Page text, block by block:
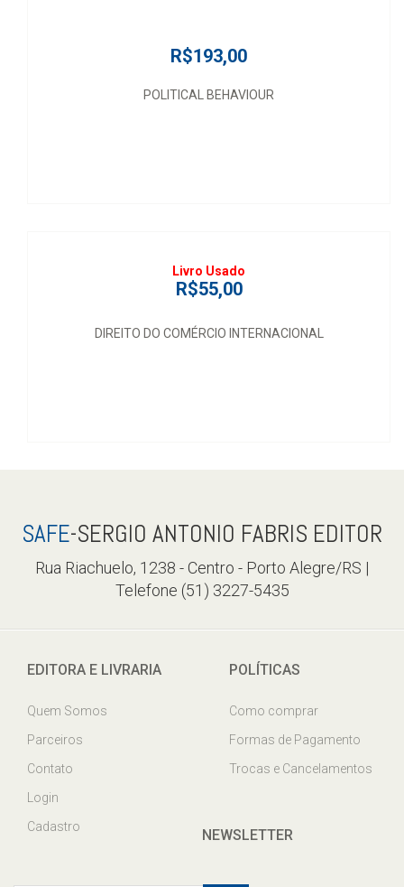
R$193,00
POLITICAL BEHAVIOUR
Livro Usado
R$55,00
DIREITO DO COMÉRCIO INTERNACIONAL
SAFE-SERGIO ANTONIO FABRIS EDITOR
Rua Riachuelo, 1238 - Centro - Porto Alegre/RS |
Telefone (51) 3227-5435
EDITORA E LIVRARIA
Quem Somos
Parceiros
Contato
Login
Cadastro
POLÍTICAS
Como comprar
Formas de Pagamento
Trocas e Cancelamentos
NEWSLETTER